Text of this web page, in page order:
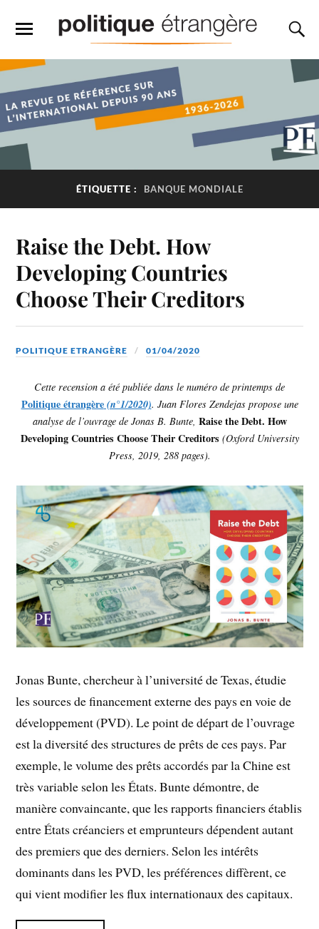
ÉTIQUETTE : BANQUE MONDIALE
Raise the Debt. How
Developing Countries
Choose Their Creditors
POLITIQUE ETRANGÈRE 01/04/2020
Cette recension a été publiée dans le numéro de printemps de
Politique étrangère(n°1/2020). Juan Flores Zendejas propose une
analyse de l’ouvrage de Jonas B. Bunte, Raise the Debt. How
Developing Countries Choose Their Creditors (Oxford University
Press, 2019, 288 pages).
Jonas Bunte, chercheur à l’université de Texas, étudie
les sources de financement externe des pays en voie de
développement (PVD). Le point de départ de l’ouvrage
est la diversité des structures de prêts de ces pays. Par
exemple, le volume des prêts accordés par la Chine est
très variable selon les États. Bunte démontre, de
manière convaincante, que les rapports financiers établis
entre États créanciers et emprunteurs dépendent autant
des premiers que des derniers. Selon les intérêts
dominants dans les PVD, les préférences diffèrent, ce
qui vient modifier les flux internationaux des capitaux.